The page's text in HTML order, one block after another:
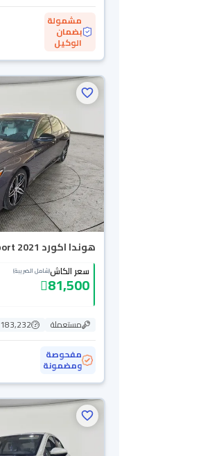
مشمولة
بضمان
الوكيل
هوندا اكورد Sport 2021
سعر الكاش(شامل الضريبة)
81,500
مستعملة
183,232 كم
مفحوصة
ومضمونة